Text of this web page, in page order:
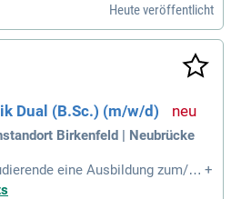
mit Behinderung. Zu den
Kontrollen und die GMP-gerec
und halbfesten Bulkzubereitun
GMP-gerechten Materialfluss un
Außerdem Mita
Projekten erwartet Sie in eine
Sie Teil unseres engagierte
Heute veröffentlicht
Dual (B.Sc.) (m/w/d)
Birkenfeld | Neubrücke
eine Ausbildung zum/zu
in oder Pharmakant/
+